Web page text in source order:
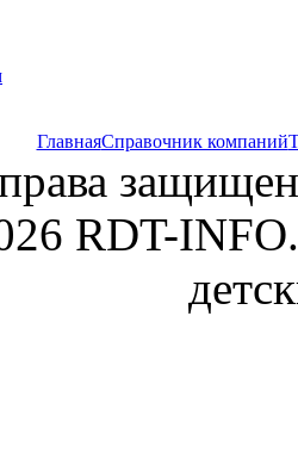
ГлавнаяСправочник компаний
RDT-